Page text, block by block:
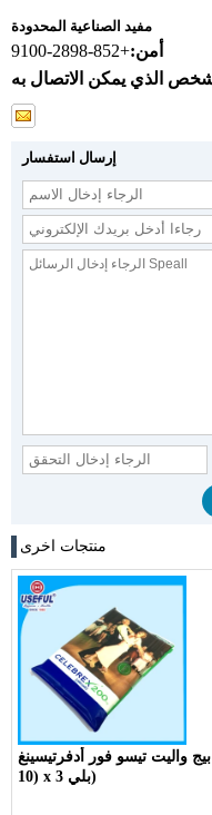
مفيد الصناعية المحدودة
أمن:+852-2898-9100
إرسال استفسار
منتجات اخرى
بيج واليت تيسو فور أدفرتيسينغ
(10 x 3 بلي)